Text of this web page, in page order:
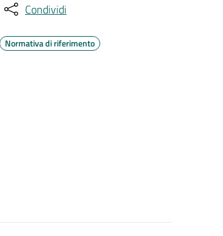
Condividi
Normativa di riferimento